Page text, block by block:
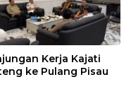
Kerja Kajati
ke Pulang Pisau